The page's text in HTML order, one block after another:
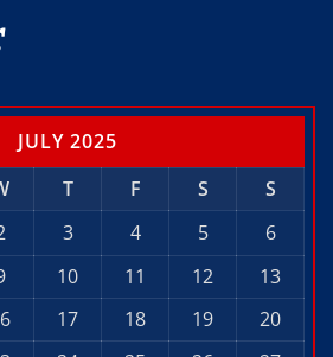
JULY 2025
T F S
S
3 4 5
6
10 11 12
13
17 18 19
20